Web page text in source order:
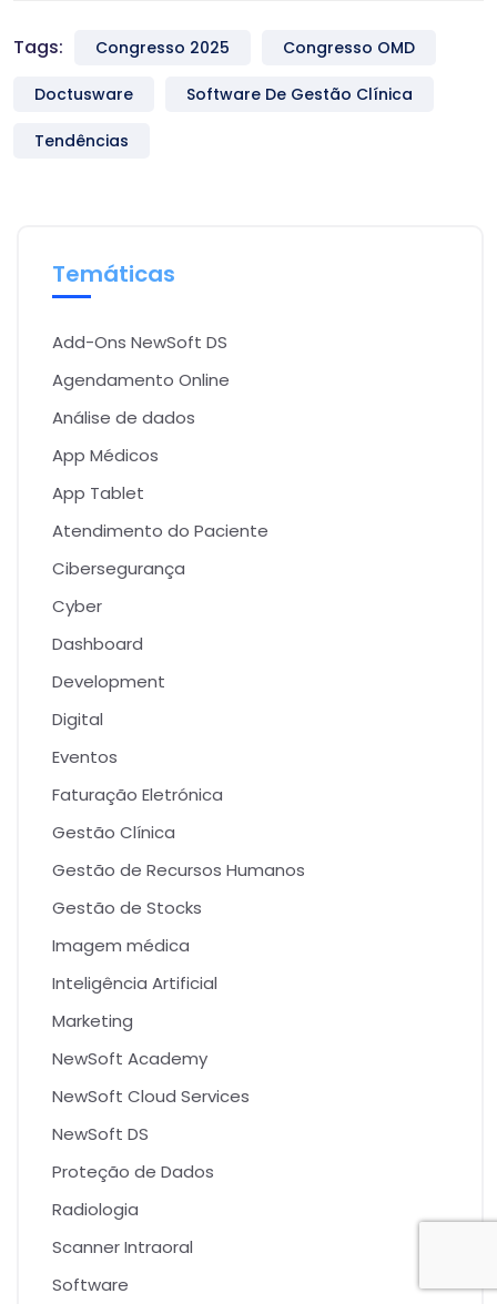
Tags: Congresso 2025 Congresso OMD
Doctusware Software De Gestão Clínica
Tendências
Temáticas
Add-Ons NewSoft DS
Agendamento Online
Análise de dados
App Médicos
App Tablet
Atendimento do Paciente
Cibersegurança
Cyber
Dashboard
Development
Digital
Eventos
Faturação Eletrónica
Gestão Clínica
Gestão de Recursos Humanos
Gestão de Stocks
Imagem médica
Inteligência Artificial
Marketing
NewSoft Academy
NewSoft Cloud Services
NewSoft DS
Proteção de Dados
Radiologia
Scanner Intraoral
Software